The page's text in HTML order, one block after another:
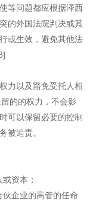
等问题都应根据泽西
的外国法院判决或其
或生效，避免其他法
力以及豁免受托人相
的的权力，不会影
可以保留必要的控制
被追责。
资本；
企业的高管的任命